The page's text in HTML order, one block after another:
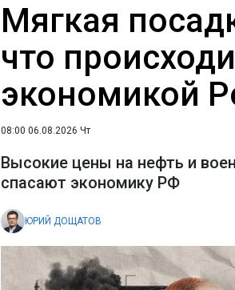
Мягкая
что
экономикой
08:00 06.08.2026 Чт
Высокие цены на нефть и
спасают экономику РФ
ЮРИЙ ДОЩАТОВ